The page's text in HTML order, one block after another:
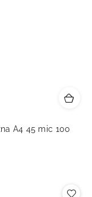
A4 45 mic 100